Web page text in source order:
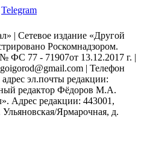
Telegram
| Сетевое издание «Другой
Роскомнадзором.
ФС 77 - 71907от 13.12.2017 г. |
| Телефон
эл.почты редакции:
редактор Фёдоров М.А.
Адрес редакции: 443001,
Ярмарочная, д.